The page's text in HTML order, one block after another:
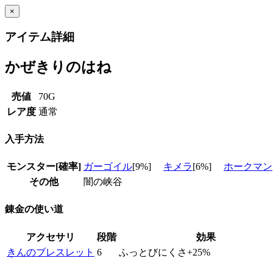
×
アイテム詳細
かぜきりのはね
売値
70G
レア度 通常
入手方法
モンスター[確率] ガーゴイル[9%] キメラ[6%] ホークマン
その他
闇の峡谷
錬金の使い道
アクセサリ 段階
効果
きんのブレスレット 6
ふっとびにくさ+25%